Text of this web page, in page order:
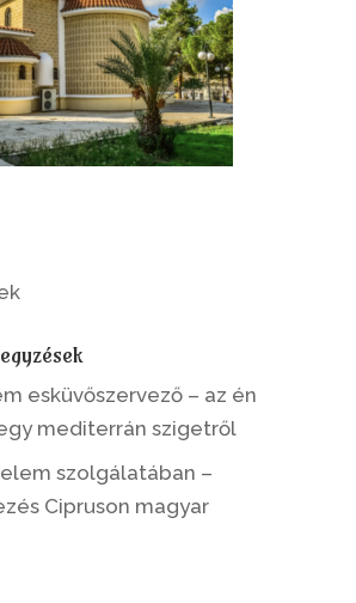
esküvőszervező – az én
mediterrán szigetről
szolgálatában –
Cipruson magyar